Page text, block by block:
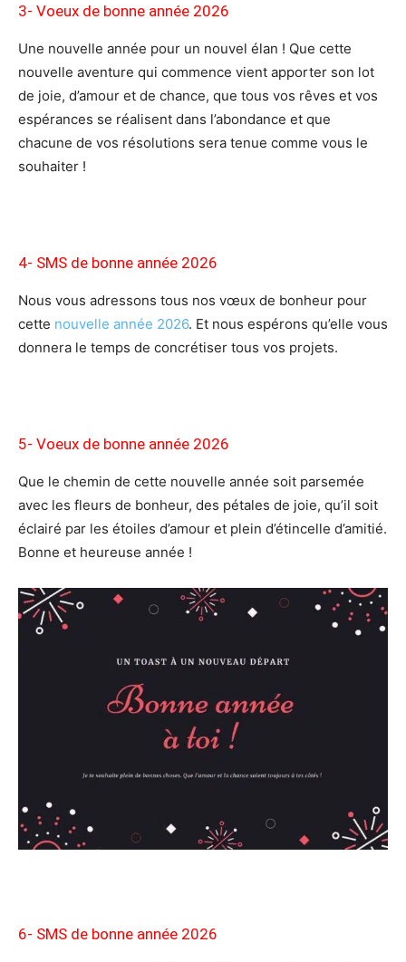
3- Voeux de bonne année 2026
Une nouvelle année pour un nouvel élan ! Que cette
nouvelle aventure qui commence vient apporter son lot
de joie, d’amour et de chance, que tous vos rêves et vos
espérances se réalisent dans l’abondance et que
chacune de vos résolutions sera tenue comme vous le
souhaiter !
4- SMS de bonne année 2026
Nous vous adressons tous nos vœux de bonheur pour
cette nouvelle année 2026. Et nous espérons qu’elle vous
donnera le temps de concrétiser tous vos projets.
5- Voeux de bonne année 2026
Que le chemin de cette nouvelle année soit parsemée
avec les fleurs de bonheur, des pétales de joie, qu’il soit
éclairé par les étoiles d’amour et plein d’étincelle d’amitié.
Bonne et heureuse année !
6- SMS de bonne année 2026